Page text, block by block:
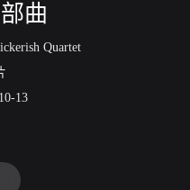
曲
Quartet
13